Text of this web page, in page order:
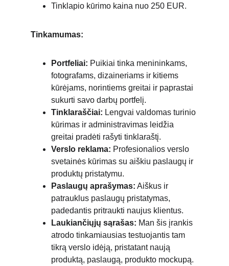
Tinklapio kūrimo kaina nuo 250 EUR.
Tinkamumas:
Portfeliai: Puikiai tinka menininkams,
fotografams, dizaineriams ir kitiems
kūrėjams, norintiems greitai ir paprastai
sukurti savo darbų portfelį.
Tinklaraščiai: Lengvai valdomas turinio
kūrimas ir administravimas leidžia
greitai pradėti rašyti tinklaraštį.
Verslo reklama: Profesionalios verslo
svetainės kūrimas su aiškiu paslaugų ir
produktų pristatymu.
Paslaugų aprašymas: Aiškus ir
patrauklus paslaugų pristatymas,
padedantis pritraukti naujus klientus.
Laukiančiųjų sąrašas: Man šis įrankis
atrodo tinkamiausias testuojantis tam
tikrą verslo idėją, pristatant naują
produktą, paslaugą, produkto mockupą.